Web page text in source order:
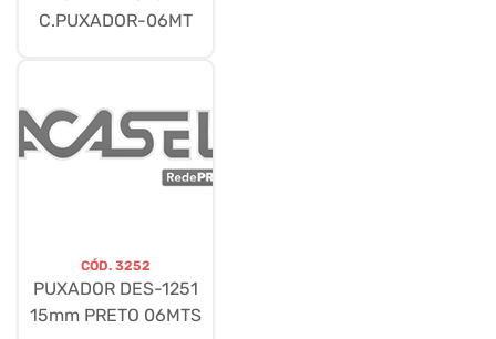
C.PUXADOR-06MT
CÓD. 3252
PUXADOR DES-1251
15mm PRETO 06MTS